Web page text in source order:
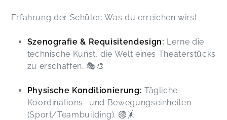
Erfahrung der Schüler: Was du erreichen wirst
Szenografie & Requisitendesign: Lerne die
technische Kunst, die Welt eines Theaterstücks
zu erschaffen. 🎭🎨
Physische Konditionierung: Tägliche
Koordinations- und Bewegungseinheiten
(Sport/Teambuilding). 🏐🤸